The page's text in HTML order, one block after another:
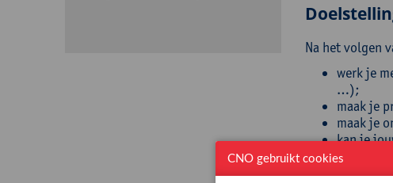
Na het volgen
werk je
…);
maak je
maak je
kan je
koppel je
CNO gebruikt cookies